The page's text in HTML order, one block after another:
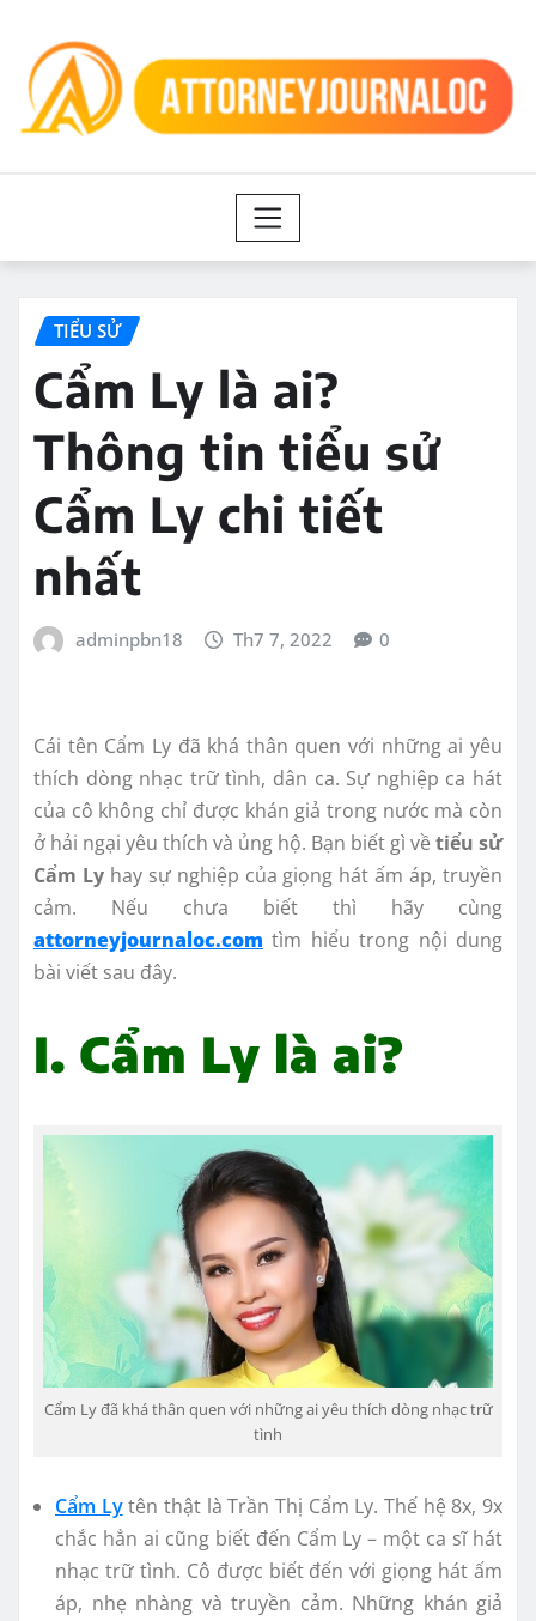
content
TIỂU SỬ
Cẩm Ly là ai?
Thông tin tiểu sử
Cẩm Ly chi tiết
nhất
adminpbn18 Th7 7, 2022 0
Cái tên Cẩm Ly đã khá thân quen với những ai yêu
thích dòng nhạc trữ tình, dân ca. Sự nghiệp ca hát
của cô không chỉ được khán giả trong nước mà còn
ở hải ngại yêu thích và ủng hộ. Bạn biết gì về tiểu sử
Cẩm Lyhay sự nghiệp của giọng hát ấm áp, truyền
cảm. Nếu chưa biết thì hãy cùng
attorneyjournaloc.com tìm hiểu trong nội dung
bài viết sau đây.
I. Cẩm Ly là ai?
Cẩm Ly đã khá thân quen với những ai yêu thích dòng nhạc trữ
tình
Cẩm Lytên thật là Trần Thị Cẩm Ly. Thế hệ 8x, 9x
chắc hẳn ai cũng biết đến Cẩm Ly – một ca sĩ hát
nhạc trữ tình. Cô được biết đến với giọng hát ấm
áp, nhẹ nhàng và truyền cảm. Những khán giả